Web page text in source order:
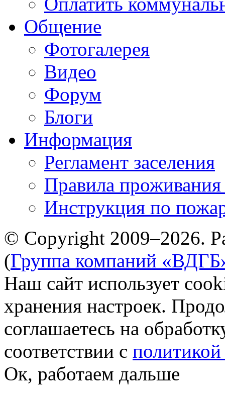
Общение
Фотогалерея
Видео
Форум
Блоги
Информация
Регламент заселения
Правила
Инструкция по
© Copyright 2009–2026.
(Группа компаний
Наш сайт использует
хранения настроек.
соглашаетесь на
соответствии с
Ок, работаем дальше